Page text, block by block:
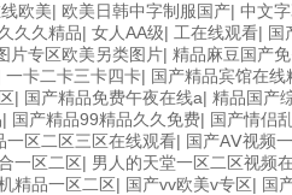
欧美| 欧美日韩中字制服国产| 中文
久久精品| 女人AA级| 工在线观看| 国
片专区欧美另类图片| 精品麻豆国产
一卡二卡三卡四卡| 国产精品宾馆在线
| 国产精品免费午夜在线a| 精品国产
| 国产精品99精品久久免费| 国产情侣
一区二区三区在线观看| 国产AⅤ视频
一区二区| 男人的天堂一区二区视频
精品一区二区| 国产vv欧美v专区| 国